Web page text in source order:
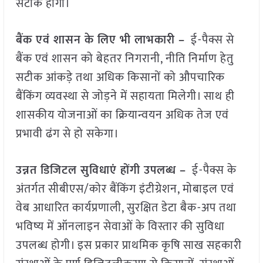
बैंक एवं शासन के लिए भी लाभकारी – ई-पैक्स से
बैंक एवं शासन को बेहतर निगरानी, नीति निर्माण हेतु
सटीक आंकड़े तथा अधिक किसानों को औपचारिक
बैंकिंग व्यवस्था से जोड़ने में सहायता मिलेगी। साथ ही
शासकीय योजनाओं का क्रियान्वयन अधिक तेज एवं
प्रभावी ढंग से हो सकेगा।
उन्नत डिजिटल सुविधाएं होंगी उपलब्ध – ई-पैक्स के
अंतर्गत सीबीएस/कोर बैंकिंग इंटीग्रेशन, मोबाइल एवं
वेब आधारित कार्यप्रणाली, सुरक्षित डेटा बैक-अप तथा
भविष्य में ऑनलाइन सेवाओं के विस्तार की सुविधा
उपलब्ध होगी। इस प्रकार प्राथमिक कृषि साख सहकारी